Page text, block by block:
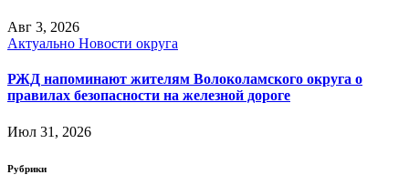
Авг 3, 2026
Актуально Новости округа
РЖД напоминают жителям Волоколамского округа о
правилах безопасности на железной дороге
Июл 31, 2026
Рубрики